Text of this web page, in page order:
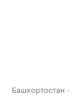
Башкортостан